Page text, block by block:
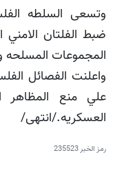
وتسعى السلطه
ضبط الفلتان
المجموعات
علي منع المظاهر
العسكريه./انتهى/
رمز الخبر235523